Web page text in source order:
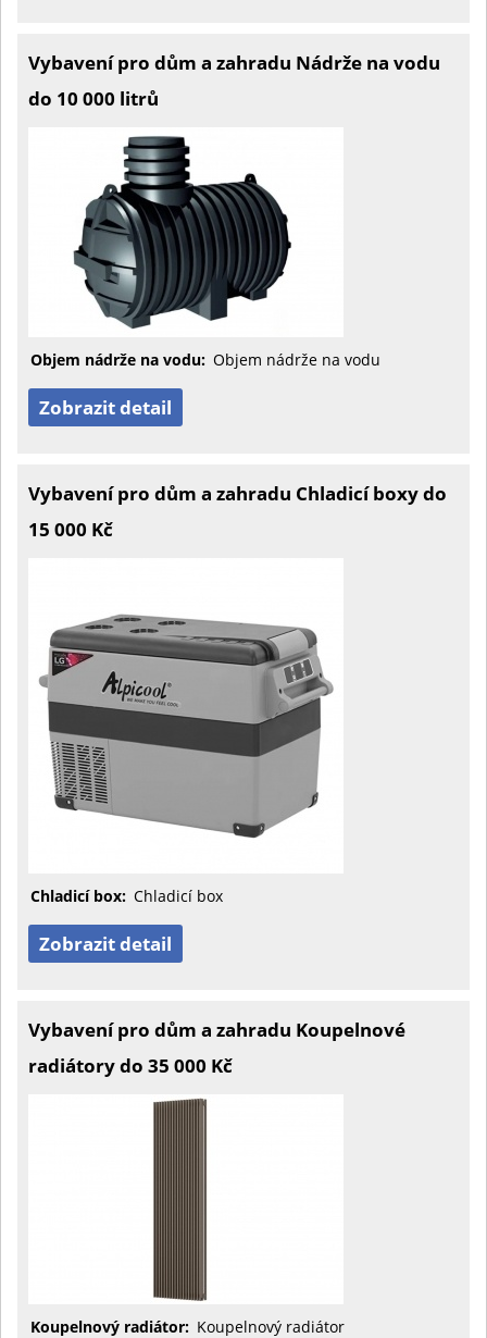
Vybavení pro dům a zahradu Nádrže na vodu
do 10 000 litrů
Objem nádrže na vodu: Objem nádrže na vodu
Zobrazit detail
Vybavení pro dům a zahradu Chladicí boxy do
15 000 Kč
Chladicí box: Chladicí box
Zobrazit detail
Vybavení pro dům a zahradu Koupelnové
radiátory do 35 000 Kč
Koupelnový radiátor: Koupelnový radiátor